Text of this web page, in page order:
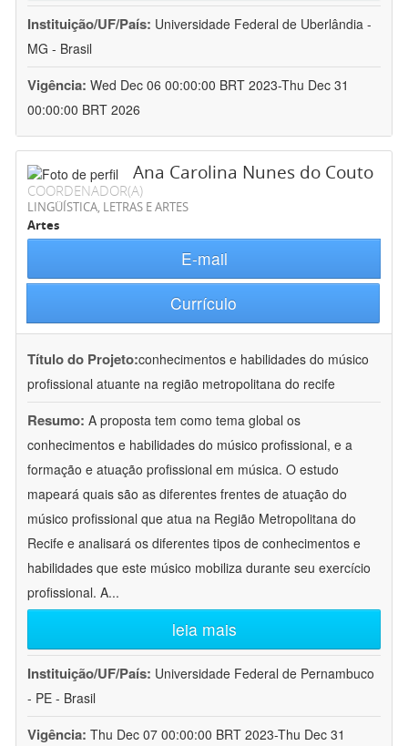
Instituição/UF/País: Universidade Federal de Uberlândia -
MG - Brasil
Vigência: Wed Dec 06 00:00:00 BRT 2023-Thu Dec 31
00:00:00 BRT 2026
Ana Carolina Nunes do Couto
COORDENADOR(A)
LINGÜÍSTICA, LETRAS E ARTES
Artes
E-mail
Currículo
Título do Projeto:conhecimentos e habilidades do músico
profissional atuante na região metropolitana do recife
Resumo: A proposta tem como tema global os
conhecimentos e habilidades do músico profissional, e a
formação e atuação profissional em música. O estudo
mapeará quais são as diferentes frentes de atuação do
músico profissional que atua na Região Metropolitana do
Recife e analisará os diferentes tipos de conhecimentos e
habilidades que este músico mobiliza durante seu exercício
profissional. A...
leia mais
Instituição/UF/País: Universidade Federal de Pernambuco
- PE - Brasil
Vigência: Thu Dec 07 00:00:00 BRT 2023-Thu Dec 31